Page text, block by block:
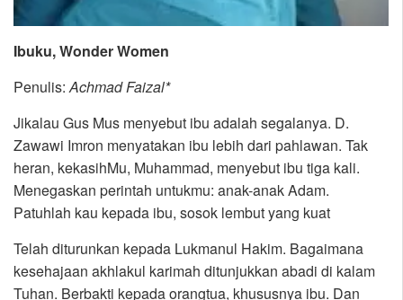
Ibuku, Wonder Women
Penulis:Achmad Faizal*
Jikalau Gus Mus menyebut ibu adalah segalanya. D.
Zawawi Imron menyatakan ibu lebih dari pahlawan. Tak
heran, kekasihMu, Muhammad, menyebut ibu tiga kali.
Menegaskan perintah untukmu: anak-anak Adam.
Patuhlah kau kepada ibu, sosok lembut yang kuat
Telah diturunkan kepada Lukmanul Hakim. Bagaimana
kesehajaan akhlakul karimah ditunjukkan abadi di kalam
Tuhan. Berbakti kepada orangtua, khususnya ibu. Dan